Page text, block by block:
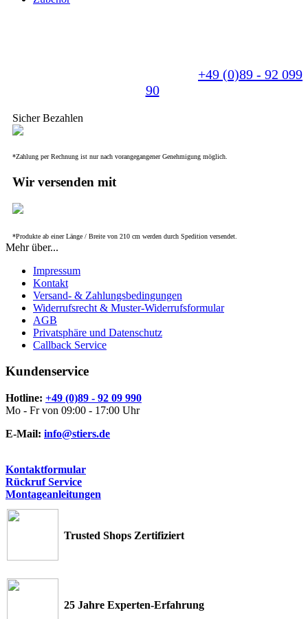
+49 (0)89 - 92 099
90.
Sicher Bezahlen
*Zahlung per Rechnung ist nur nach vorangegangener Genehmigung möglich.
Wir versenden mit
*Produkte ab einer Länge / Breite von 210 cm werden durch Spedition versendet.
Mehr über...
Impressum
Kontakt
Versand- & Zahlungsbedingungen
Widerrufsrecht & Muster-Widerrufsformular
AGB
Privatsphäre und Datenschutz
Callback Service
Kundenservice
Hotline: +49 (0)89 - 92 09 990
Mo - Fr von 09:00 - 17:00 Uhr
E-Mail: info@stiers.de
Kontaktformular
Rückruf Service
Montageanleitungen
Trusted Shops Zertifiziert
25 Jahre Experten-Erfahrung